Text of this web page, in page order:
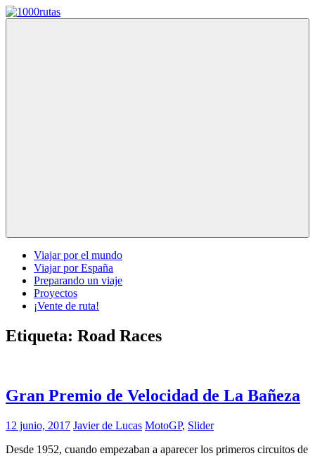
Saltar
al
Viajar por el mundo
Viajar por España
Preparando un viaje
Proyectos
¡Vente de ruta!
Etiqueta: Road Races
Gran Premio de Velocidad de La Bañeza
12 junio, 2017 Javier de Lucas MotoGP, Slider
Desde 1952, cuando empezaban a aparecer los primeros circuitos de